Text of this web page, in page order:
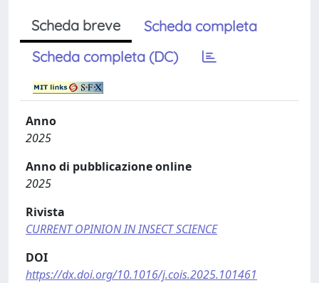
Scheda breve
Scheda completa
Scheda completa (DC)
Anno
2025
Anno di pubblicazione online
2025
Rivista
CURRENT OPINION IN INSECT SCIENCE
DOI
https://dx.doi.org/10.1016/j.cois.2025.101461